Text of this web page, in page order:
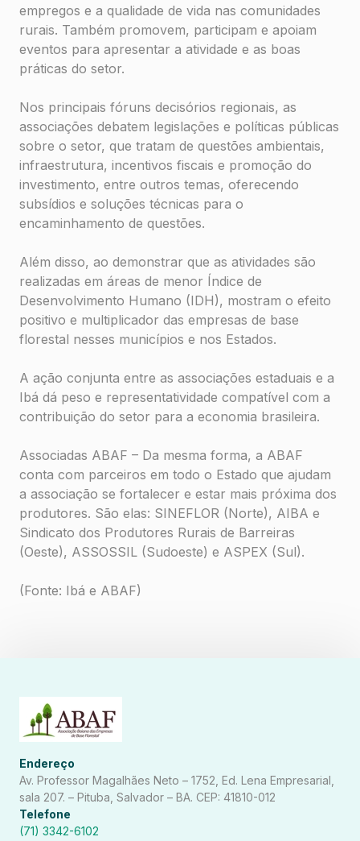
empregos e a qualidade de vida nas comunidades
rurais. Também promovem, participam e apoiam
eventos para apresentar a atividade e as boas
práticas do setor.
Nos principais fóruns decisórios regionais, as
associações debatem legislações e políticas públicas
sobre o setor, que tratam de questões ambientais,
infraestrutura, incentivos fiscais e promoção do
investimento, entre outros temas, oferecendo
subsídios e soluções técnicas para o
encaminhamento de questões.
Além disso, ao demonstrar que as atividades são
realizadas em áreas de menor Índice de
Desenvolvimento Humano (IDH), mostram o efeito
positivo e multiplicador das empresas de base
florestal nesses municípios e nos Estados.
A ação conjunta entre as associações estaduais e a
Ibá dá peso e representatividade compatível com a
contribuição do setor para a economia brasileira.
Associadas ABAF – Da mesma forma, a ABAF
conta com parceiros em todo o Estado que ajudam
a associação se fortalecer e estar mais próxima dos
produtores. São elas: SINEFLOR (Norte), AIBA e
Sindicato dos Produtores Rurais de Barreiras
(Oeste), ASSOSSIL (Sudoeste) e ASPEX (Sul).
(Fonte: Ibá e ABAF)
Endereço
Av. Professor Magalhães Neto – 1752, Ed. Lena Empresarial,
sala 207. – Pituba, Salvador – BA. CEP: 41810-012
Telefone
(71) 3342-6102